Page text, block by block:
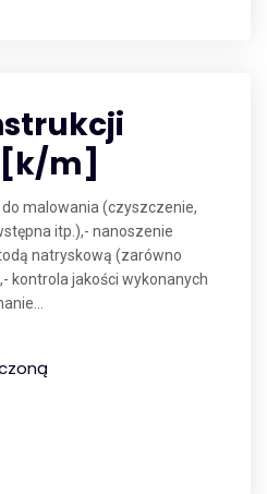
m]
malowania (czyszczenie,
itp.),- nanoszenie
natryskową (zarówno
kontrola jakości wykonanych